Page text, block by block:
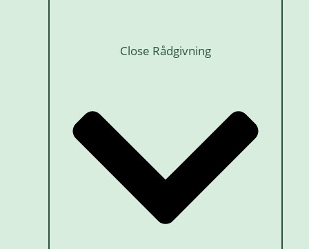
Close Rådgivning